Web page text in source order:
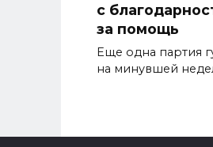
с
за помощь
Еще одна партия
на минувшей